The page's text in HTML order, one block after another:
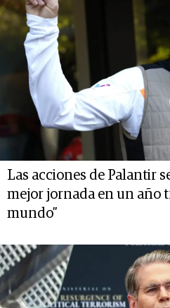
Las acciones de Palantir
mejor jornada en un año
mundo”